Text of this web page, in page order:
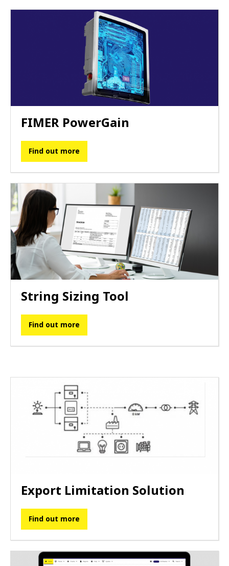
FIMER PowerGain
Find out more
String Sizing Tool
Find out more
Export Limitation Solution
Find out more